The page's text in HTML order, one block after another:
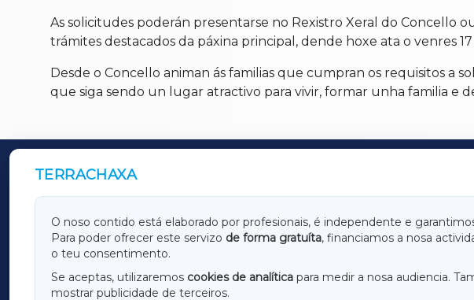
As solicitudes poderán presentarse no Rexistro Xeral do Concello
trámites destacados da páxina principal, dende hoxe ata o venres
Desde o Concello animan ás familias que cumpran os requisitos a
que siga sendo un lugar atractivo para vivir, formar unha familia e
TERRACHAXA
O noso contido está elaborado por profesionais, é independente e
Para poder ofrecer este servizo de forma gratuíta, financiamos a nosa
o teu consentimento.
Se aceptas, utilizaremos cookies de analítica para medir a nosa audiencia.
mostrar publicidade de terceiros.
OUTROS PERIÓDICOS
GALICIAXA LUGOXA
AMARIÑAXA
RIBEIRASACRAXA
OURENSEXA